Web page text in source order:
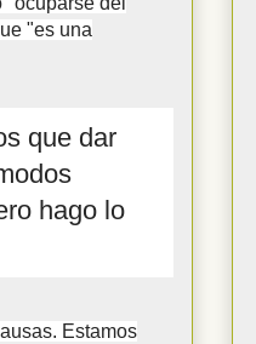
"es una
que dar
hago lo
Estamos